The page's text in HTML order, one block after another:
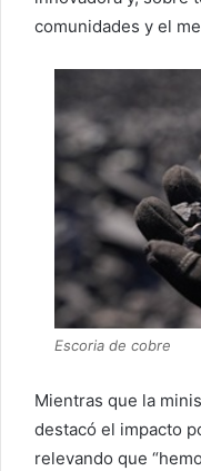
comunidades y el
Escoria de cobre
Mientras que la
destacó el impacto
relevando que